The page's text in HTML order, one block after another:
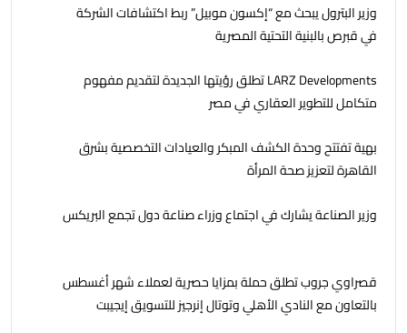
وزير البترول يبحث مع “إكسون موبيل” ربط اكتشافات الشركة
في قبرص بالبنية التحتية المصرية
LARZ Developments تطلق رؤيتها الجديدة لتقديم مفهوم
متكامل للتطوير العقاري في مصر
بهية تفتتح وحدة الكشف المبكر والعيادات التخصصية بشرق
القاهرة لتعزيز صحة المرأة
وزير الصناعة يشارك في اجتماع وزراء صناعة دول تجمع البريكس
قصراوي جروب تطلق حملة بمزايا حصرية لعملاء شهر أغسطس
بالتعاون مع النادي الأهلي وتوتال إنرجيز للتسويق إيجيبت